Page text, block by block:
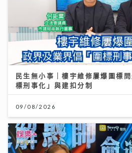
民生無小事｜樓宇維修屢爆圍標
標刑事化」與建扣分制
09/08/2026